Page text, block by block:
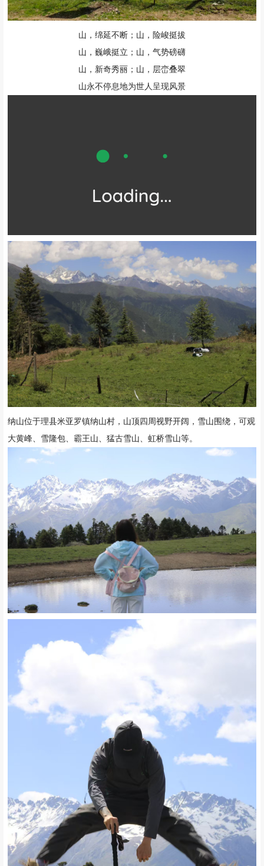
山，绵延不断；山，险峻挺拔
山，巍峨挺立；山，气势磅礴
山，新奇秀丽；山，层峦叠翠
山永不停息地为世人呈现风景
纳山位于理县米亚罗镇纳山村，山顶四周视野开阔，雪山围绕，可观
大黄峰、雪隆包、霸王山、猛古雪山、虹桥雪山等。